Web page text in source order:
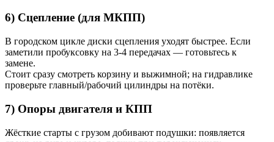
6) Сцепление (для МКПП)
В городском цикле диски сцепления уходят быстрее. Если
заметили пробуксовку на 3-4 передачах — готовьтесь к
замене.
Стоит сразу смотреть корзину и выжимной; на гидравлике
проверьте главный/рабочий цилиндры на потёки.
7) Опоры двигателя и КПП
Жёсткие старты с грузом добивают подушки: появляется